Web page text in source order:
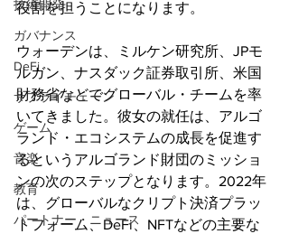
技術開発
ガバナンス
DeFi
サプライチェーン
ゲーム
音楽
教育
パートナー・ニュース
役割を担うことになります。
ウォーデンは、ミルケン研究所、JPモ
ルガン、ナスダック証券取引所、米国
財務省などでグローバル・チームを率
いてきました。彼女の就任は、アルゴ
ランド・エコシステムの成長を促進す
るというアルゴランド財団のミッショ
ンの次のステップとなります。2022年
は、グローバルなクリプト決済プラッ
トフォーム、DeFi、NFTなどの主要な